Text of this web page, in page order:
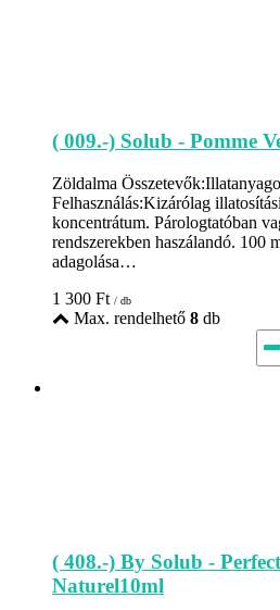
( 009.-) Solub - Pomme
Zöldalma
Felhasználás:Kizárólag
koncentrátum. Párologtatóban
rendszerekben haszálandó. 100
adagolása…
1 300 Ft / db
Max. rendelhető 8 db
( 408.-) By Solub -
Naturel10ml